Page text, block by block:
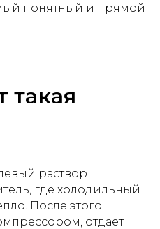
понятный и прямой
такая
раствор
где холодильный
После этого
отдает